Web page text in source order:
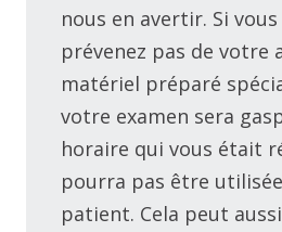
nous en avertir. Si
prévenez pas de votre
matériel préparé
votre examen sera
horaire qui vous était
pourra pas être
patient. Cela peut